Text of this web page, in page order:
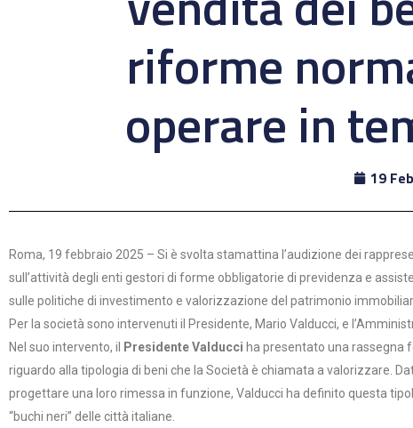
riforme
operare in
19
Roma, 19 febbraio 2025 – Si è svolta stamattina l’audizione dei
sull’attività degli enti gestori di forme obbligatorie di previdenza e
sulle politiche di investimento e valorizzazione del patrimonio
Per la società sono intervenuti il Presidente, Mario Valducci, e
Nel suo intervento, il
Presidente Valducci ha presentato una rassegna
riguardo alla tipologia di beni che la Società è chiamata a valorizzare.
progettare una loro rimessa in funzione, Valducci ha definito questa
“buchi neri” delle città italiane.